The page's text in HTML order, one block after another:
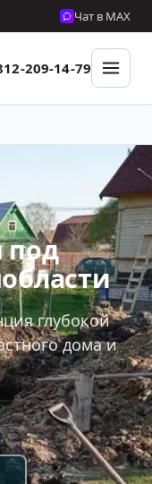
Чат в MAX
209-14-79
под
глубокой
дома и